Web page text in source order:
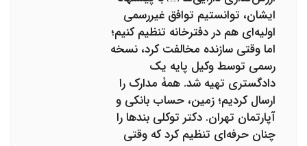
ایشان، توانستیم توافق غیررسمی
اولیه‌ای هم در دفترخانه تنظیم کنیم؛
اما وقتی سازنده مخالفت کرد، نسخه
رسمی توسط وکیل پایه یک
دادگستری تهیه شد. همۀ مدارک را
ارسال کردیم؛ زمین، حساب بانکی و
آپارتمان تهران. دکتر توکلی بندها را
چنان حرفه‌ای تنظیم کرد که وقتی